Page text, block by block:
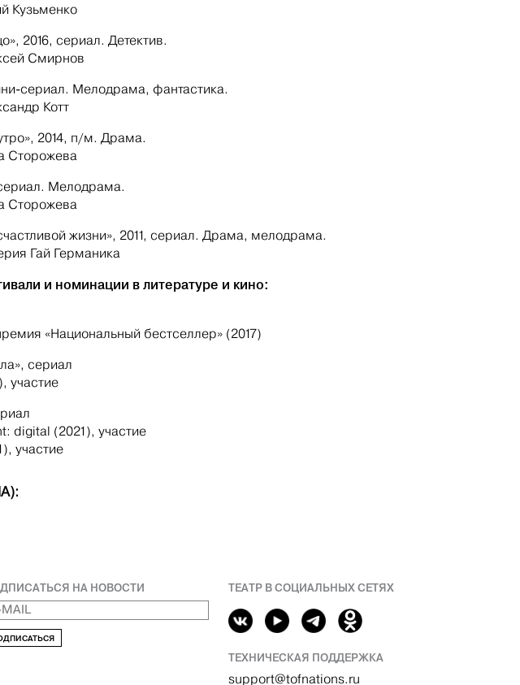
Кузьменко
2016, сериал. Детектив.
Смирнов
сериал. Мелодрама, фантастика.
Котт
2014, п/м. Драма.
Сторожева
Мелодрама.
Сторожева
жизни», 2011, сериал. Драма, мелодрама.
Гай Германика
и номинации в литературе и кино:
«Национальный бестселлер» (2017)
сериал
участие
digital (2021), участие
участие
НА НОВОСТИ ТЕАТР В СОЦИАЛЬНЫХ СЕТЯХ
ТЕХНИЧЕСКАЯ ПОДДЕРЖКА
support@tofnations.ru